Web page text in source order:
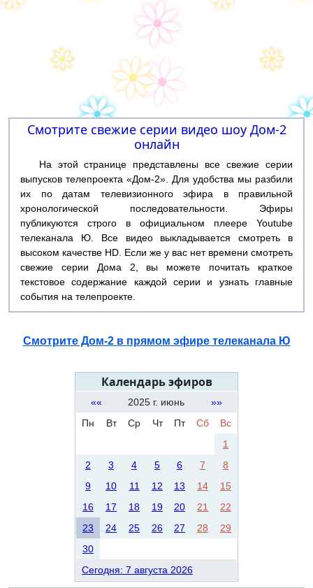
Смотрите свежие серии видео шоу Дом-2
онлайн
На этой странице представлены все свежие серии
выпусков телепроекта «Дом-2». Для удобства мы разбили
их по датам телевизионного эфира в правильной
хронологической последовательности. Эфиры
публикуются строго в официальном плеере Youtube
телеканала Ю. Все видео выкладывается смотреть в
высоком качестве HD. Если же у вас нет времени смотреть
свежие серии Дома 2, вы можете почитать краткое
текстовое содержание каждой серии и узнать главные
события на телепроекте.
Смотрите Дом-2 в прямом эфире телеканала Ю
Календарь эфиров
«« 2025 г. июнь
»»
Пн
Вт Ср Чт Пт Сб
Вс
1
2
3 4 5 6 7
8
9
10 11 12 13 14
15
16
17 18 19 20 21
22
23
24 25 26 27 28
29
30
Сегодня: 7 августа 2026